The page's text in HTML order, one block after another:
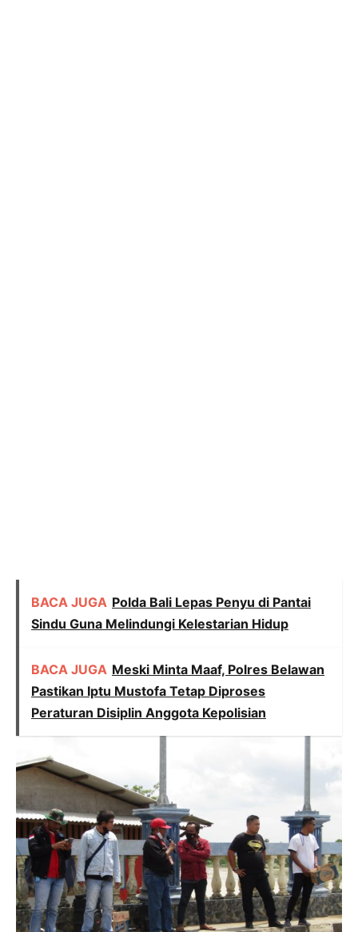
BACA JUGA Polda Bali Lepas Penyu di Pantai
Sindu Guna Melindungi Kelestarian Hidup
BACA JUGA Meski Minta Maaf, Polres Belawan
Pastikan Iptu Mustofa Tetap Diproses
Peraturan Disiplin Anggota Kepolisian